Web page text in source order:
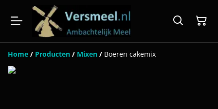
Home / Producten / Mixen / Boeren cakemix